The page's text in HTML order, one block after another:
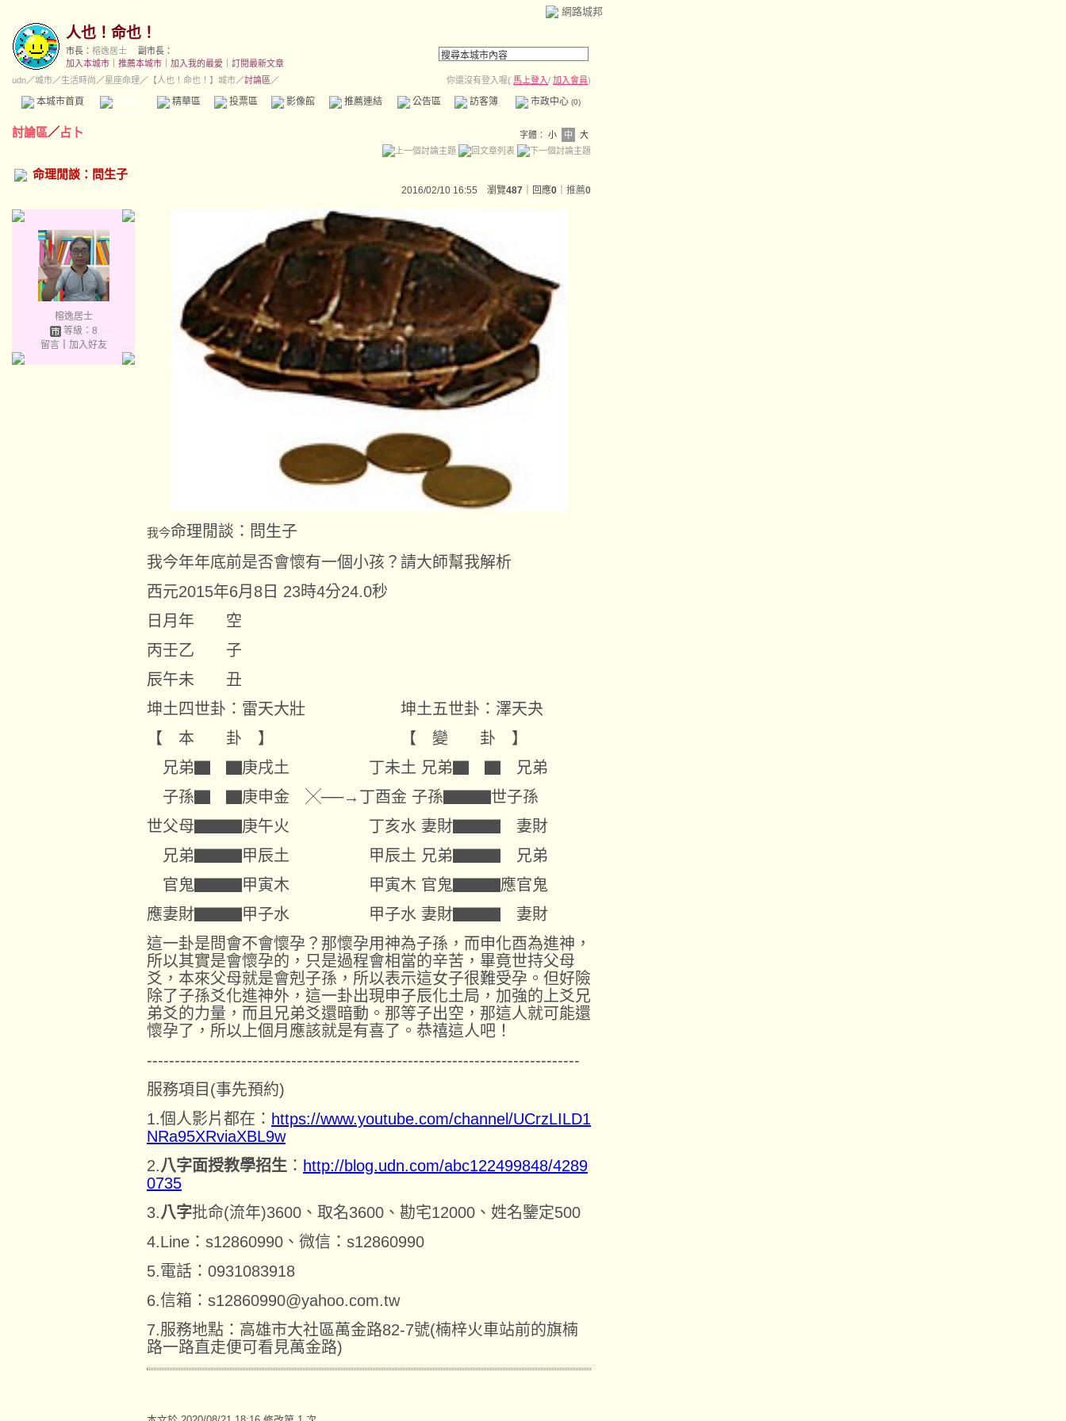
網路城邦
人也！命也！
市長： 榕逸居士
副市長：
加入本城市
推薦本城市 加入我的最愛
訂閱最新文章
udn／城市／生活時尚 ／星座命理 ／ 【人也！命也！】城市／討論區／ 你還沒有登入喔( 馬上登入/ 加入會員)
本城市首頁 精華區 投票區 影像館 推薦連結 公告區 訪客簿 市政中心 (0)
討論區／占卜 字體： 小 中 大
命理閒談：問生子
2016/02/10 16:55 瀏覽487 ｜回應0 推薦0
榕逸居士
等級：8
留言｜ 加入好友
我今命理閒談：問生子
我今年年底前是否會懷有一個小孩？請大師幫我解析
西元2015年6月 8 日 23時4分24.0秒
日月年 空
丙壬乙 子
辰午未 丑
坤土四世卦：雷天大壯 坤土五世卦：澤天夬
【 本 卦 】 【 變 卦 】
兄弟▇ ▇庚戌土 丁未土 兄弟▇ ▇ 兄弟
子孫▇ ▇庚申金 ╳──→丁酉金 子孫▇▇▇世子孫
世父母▇▇▇庚午火 丁亥水 妻財▇▇▇ 妻財
兄弟▇▇▇甲辰土 甲辰土 兄弟▇▇▇ 兄弟
官鬼▇▇▇甲寅木 甲寅木 官鬼▇▇▇應官鬼
應妻財▇▇▇甲子水 甲子水 妻財▇▇▇ 妻財
這一卦是問會不會懷孕？那懷孕用神為子孫，而申化酉為進神，
所以其實是會懷孕的，只是過程會相當的辛苦，畢竟世持父母
爻，本來父母就是會剋子孫，所以表示這女子很難受孕。但好險
除了子孫爻化進神外，這一卦出現申子辰化土局，加強的上爻兄
弟爻的力量，而且兄弟爻還暗動。那等子出空，那這人就可能還
懷孕了，所以上個月應該就是有喜了。恭禧這人吧！
------------------------------------------------------------------------------
服務項目 (事先預約)
1.個人影片都在： https://www.youtube.com/channel/UCrzLILD1
NRa95XRviaXBL9w
2.八字面授教學招生 ： http://blog.udn.com/abc122499848/4289
0735
3.八字批命(流年)3600 、取名3600 、勘宅12000 、姓名鑒定500
4.Line ： s12860990 、微信： s12860990
5.電話： 0931083918
6.信箱： s12860990@yahoo.com.tw
7.服務地點：高雄市大社區萬金路82-7號(楠梓火車站前的旗楠
路一路直走便可看見萬金路)